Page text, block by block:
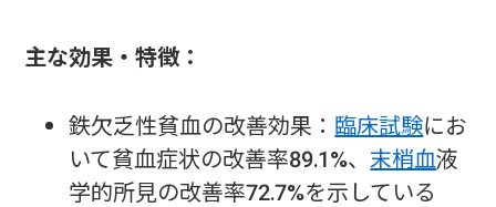
主な効果・特徴：
鉄欠乏性貧血の改善効果： 臨床試験にお
いて貧血症状の改善率89.1%、末梢血液
学的所見の改善率72.7%を示している